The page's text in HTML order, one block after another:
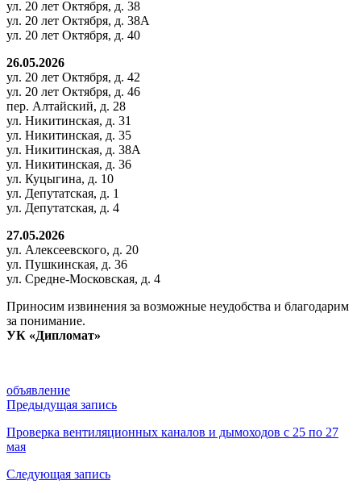
ул. 20 лет Октября, д. 38
ул. 20 лет Октября, д. 38А
ул. 20 лет Октября, д. 40
26.05.2026
ул. 20 лет Октября, д. 42
ул. 20 лет Октября, д. 46
пер. Алтайский, д. 28
ул. Никитинская, д. 31
ул. Никитинская, д. 35
ул. Никитинская, д. 38А
ул. Никитинская, д. 36
ул. Куцыгина, д. 10
ул. Депутатская, д. 1
ул. Депутатская, д. 4
27.05.2026
ул. Алексеевского, д. 20
ул. Пушкинская, д. 36
ул. Средне-Московская, д. 4
Приносим извинения за возможные неудобства и благодарим
за понимание.
УК «Дипломат»
объявление
Навигация
по
записям
Предыдущая запись
Проверка вентиляционных каналов и дымоходов с 25 по 27
мая
Следующая запись